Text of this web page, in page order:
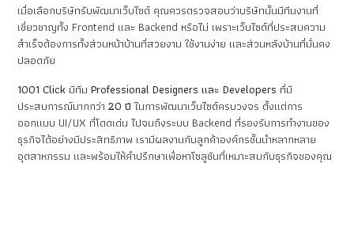
เมื่อเลือกบริษัทรับพัฒนาเว็บไซต์ คุณควรตรวจสอบว่าบริษัทนั้นมีทีมงานที่
เชี่ยวชาญทั้ง Frontend และ Backend หรือไม่ เพราะเว็บไซต์ที่ประสบความ
สำเร็จต้องการทั้งส่วนหน้าบ้านที่สวยงาม ใช้งานง่าย และส่วนหลังบ้านที่มั่นคง
ปลอดภัย
1001 Click มีทีมProfessional Designers และ Developers ที่มี
ประสบการณ์มากกว่า20 ปี ในการพัฒนาเว็บไซต์ครบวงจร ตั้งแต่การ
ออกแบบ UI/UX ที่โดดเด่น ไปจนถึงระบบ Backend ที่รองรับการทำงานของ
ธุรกิจได้อย่างมีประสิทธิภาพ เรามีผลงานกับลูกค้าองค์กรชั้นนำหลากหลาย
อุตสาหกรรม และพร้อมให้คำปรึกษาเพื่อหาโซลูชันที่เหมาะสมกับธุรกิจของคุณ